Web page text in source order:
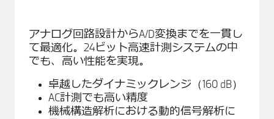
アナログ回路設計からA/D変換までを一貫し
て最適化。24ビット高速計測システムの中
でも、高い性能を実現。
卓越したダイナミックレンジ（160 dB）
AC計測でも高い精度
機械構造解析における動的信号解析に